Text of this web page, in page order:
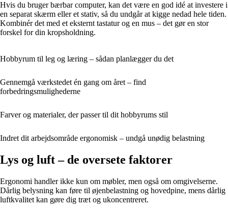
Hvis du bruger bærbar computer, kan det være en god idé at investere i
en separat skærm eller et stativ, så du undgår at kigge nedad hele tiden.
Kombinér det med et eksternt tastatur og en mus – det gør en stor
forskel for din kropsholdning.
Hobbyrum til leg og læring – sådan planlægger du det
Gennemgå værkstedet én gang om året – find
forbedringsmulighederne
Farver og materialer, der passer til dit hobbyrums stil
Indret dit arbejdsområde ergonomisk – undgå unødig belastning
Lys og luft – de oversete faktorer
Ergonomi handler ikke kun om møbler, men også om omgivelserne.
Dårlig belysning kan føre til øjenbelastning og hovedpine, mens dårlig
luftkvalitet kan gøre dig træt og ukoncentreret.